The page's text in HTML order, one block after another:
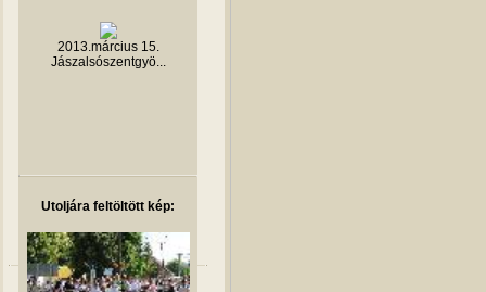
2013.március 15.
Jászalsószentgyö...
Utoljára feltöltött kép: